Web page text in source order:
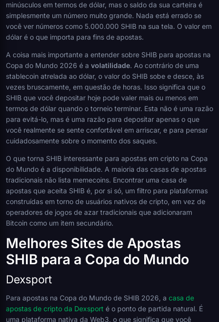
minúsculos em termos de dólar, mas o saldo da sua carteira é
simplesmente um número muito grande. Nada está errado se
você ver números como 5.000.000 SHIB na sua tela. O valor em
dólar é o que importa para fins de apostas.
A coisa mais importante a entender sobre SHIB para apostas na
Copa do Mundo 2026 é a volatilidade. Ao contrário de uma
stablecoin atrelada ao dólar, o valor do SHIB sobe e desce, às
vezes bruscamente, em questão de horas. Isso significa que o
SHIB que você depositar hoje pode valer mais ou menos em
termos de dólar quando o torneio terminar. Esta não é uma razão
para evitá-lo, mas é uma razão para depositar apenas o que
você realmente se sente confortável em arriscar, e para pensar
cuidadosamente sobre o momento dos saques.
O que torna SHIB interessante para apostas em cripto na Copa
do Mundo é a disponibilidade. A maioria das casas de apostas
tradicionais não lista memecoins. Encontrar uma casa de
apostas que aceita SHIB é, por si só, um filtro para plataformas
construídas em torno de usuários nativos de cripto, em vez de
operadores de jogos de azar tradicionais que adicionaram
Bitcoin como um item secundário.
Melhores Sites de Apostas
SHIB para a Copa do Mundo
Dexsport
Para apostas na Copa do Mundo de SHIB 2026, a casa de
apostas de cripto da Dexsport é o ponto de partida natural. É
uma plataforma nativa da Web3, o que significa que você